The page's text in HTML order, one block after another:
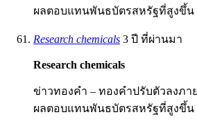
ผลตอบแทนพันธบัตรสหรัฐที่สูงขึ้น
Research chemicals 3 ปี ที่ผ่านมา
Research chemicals
ข่าวทองคำ – ทองคำปรับตัวลงภา
ผลตอบแทนพันธบัตรสหรัฐที่สูงขึ้น